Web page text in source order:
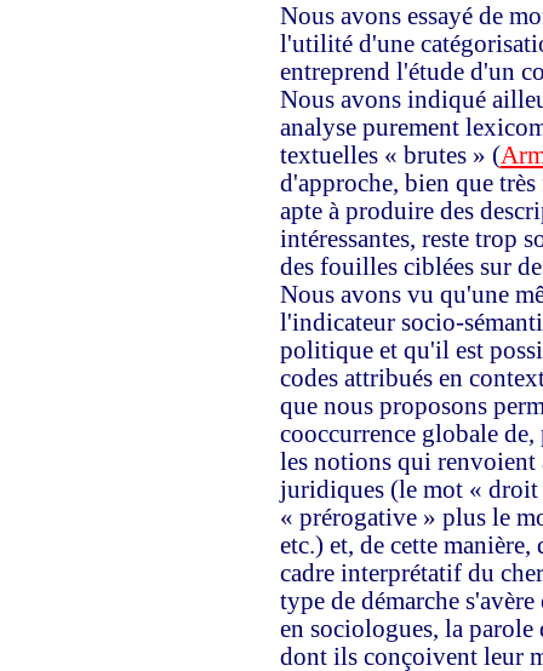
Nous avons essayé de
l'utilité d'une
entreprend l'étude d'un
Nous avons indiqué
analyse purement
textuelles « brutes » (
d'approche, bien que
apte à produire des
intéressantes, reste trop
des fouilles ciblées sur
Nous avons vu qu'une
l'indicateur socio-
politique et qu'il est
codes attribués en
que nous proposons
cooccurrence globale
les notions qui renvoient
juridiques (le mot « droit
« prérogative » plus le
etc.) et, de cette
cadre interprétatif du
type de démarche
en sociologues, la
dont ils conçoivent leur